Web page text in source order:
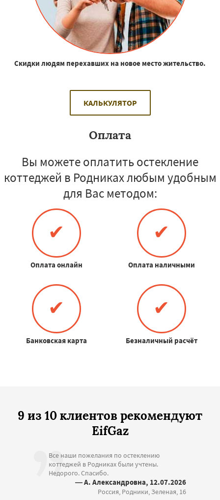
Скидки людям перехавших на новое место жительство.
КАЛЬКУЛЯТОР
Оплата
Вы можете оплатить остекление
коттеджей в Родниках любым удобным
для Вас методом:
✔
Оплата онлайн
✔
Оплата наличными
✔
Банковская карта
✔
Безналичный расчёт
9 из 10 клиентов рекомендуют
EifGaz
Все наши пожелания по остеклению
коттеджей в Родниках были учтены.
Недорого. Спасибо.
— А. Александровна, 12.07.2026
Россия, Родники, Зеленая, 16